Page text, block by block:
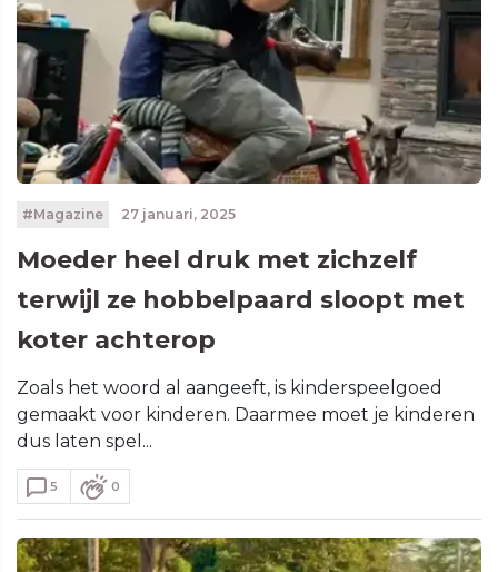
#Magazine 27 januari, 2025
Moeder heel druk met zichzelf
terwijl ze hobbelpaard sloopt met
koter achterop
Zoals het woord al aangeeft, is kinderspeelgoed
gemaakt voor kinderen. Daarmee moet je kinderen
dus laten spel...
5 0